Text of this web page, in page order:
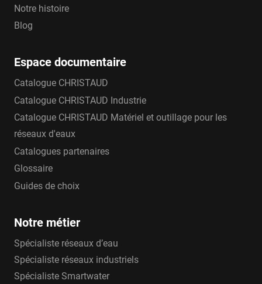
Notre histoire
Blog
Espace documentaire
Catalogue CHRISTAUD
Catalogue CHRISTAUD Industrie
Catalogue CHRISTAUD Matériel et outillage pour les
réseaux d'eaux
Catalogues partenaires
Glossaire
Guides de choix
Notre métier
Spécialiste réseaux d’eau
Spécialiste réseaux industriels
Spécialiste Smartwater